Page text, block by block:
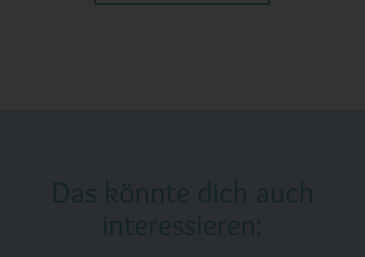
Das könnte dich auch
interessieren: